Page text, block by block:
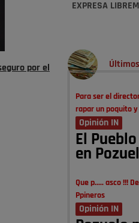
por el
EXPRESA
Para ser el
rapar un poquito
Opinión IN
El
en
Que p..... asco !!!
Ppineros
Opinión IN